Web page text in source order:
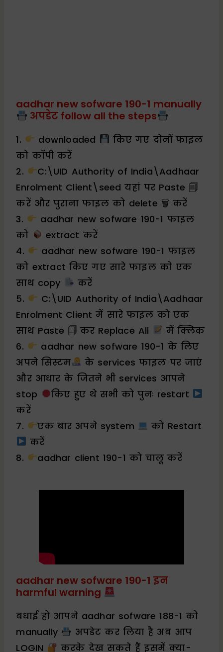
aadhar new sofware 190-1 manually
अपडेट follow all the steps
1. downloaded
किए गए दोनों फाइल
को कॉपी करें
2.
C:\UID Authority of India\Aadhaar
Enrolment Client\seed यहां पर Paste 🗐
करें और पुराना फाइल को delete 🗑 करें
3.
aadhar new sofware 190-1 फाइल
को
extract करें
4.
aadhar new sofware 190-1 फाइल
को extract किए गए सारे फाइल को एक
साथ copy
करें
5.
C:\UID Authority of India\Aadhaar
Enrolment Client में सारे फाइल को एक
साथ Paste 🗐 कर Replace All
में क्लिक
6.
aadhar new sofware 190-1 के लिए
अपने सिस्टम
के services फाइल पर जाएं
और आधार के जितने भी services आपने
stop
किए हुए थे सभी को पुनः restart
करें
7.
एक बार अपने system
को Restart
करें
8.
aadhar client 190-1 को चालू करें
aadhar new sofware 190-1 इन
harmful warning
बधाई हो आपने aadhar sofware 188-1 को
manually
अपडेट कर लिया है अब आप
LOGIN
करके देख सकते हैं इसमें क्या-